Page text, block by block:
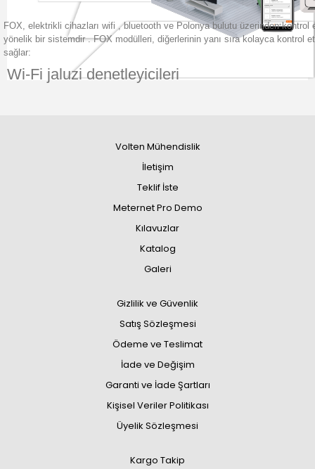
Wi-Fi jaluzi denetleyicileri
FOX, elektrikli cihazları wifi , bluetooth ve Polonya bulutu üzerinden kontrol
yönelik bir sistemdir .FOX modülleri, diğerlerinin yanı sıra kolayca kontrol
sağlar:
Volten Mühendislik
İletişim
Teklif İste
Meternet Pro Demo
Kılavuzlar
Katalog
Galeri
Gizlilik ve Güvenlik
Satış Sözleşmesi
Ödeme ve Teslimat
İade ve Değişim
Garanti ve İade Şartları
Kişisel Veriler Politikası
Üyelik Sözleşmesi
Kargo Takip